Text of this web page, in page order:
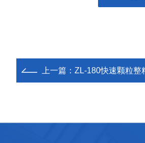
上一篇： ZL-180快速颗粒整